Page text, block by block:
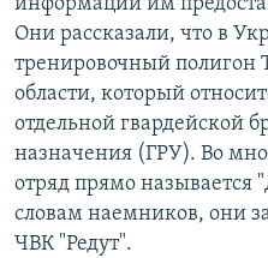
Они рассказали, что в
тренировочный полигон
области, который
отдельной гвардейской
назначения (ГРУ). Во
отряд прямо называется
словам наемников, они
ЧВК "Редут".